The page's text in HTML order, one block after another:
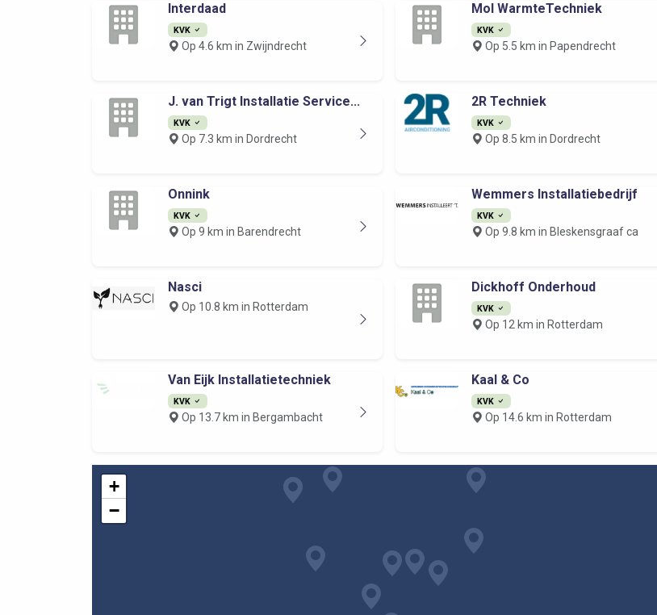
Interdaad
KVK
Op 4.6 km in Zwijndrecht
Mol WarmteTechniek
KVK
Op 5.5 km in Papendrecht
J. van Trigt Installatie Service...
KVK
Op 7.3 km in Dordrecht
2R Techniek
KVK
Op 8.5 km in Dordrecht
Onnink
KVK
Op 9 km in Barendrecht
Wemmers Installatiebedrijf
KVK
Op 9.8 km in Bleskensgraaf ca
Nasci
Op 10.8 km in Rotterdam
Dickhoff Onderhoud
KVK
Op 12 km in Rotterdam
Van Eijk Installatietechniek
KVK
Op 13.7 km in Bergambacht
Kaal & Co
KVK
Op 14.6 km in Rotterdam
+
−